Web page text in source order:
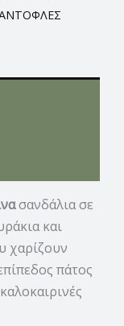
σανδάλια σε
και
χαρίζουν
πάτος